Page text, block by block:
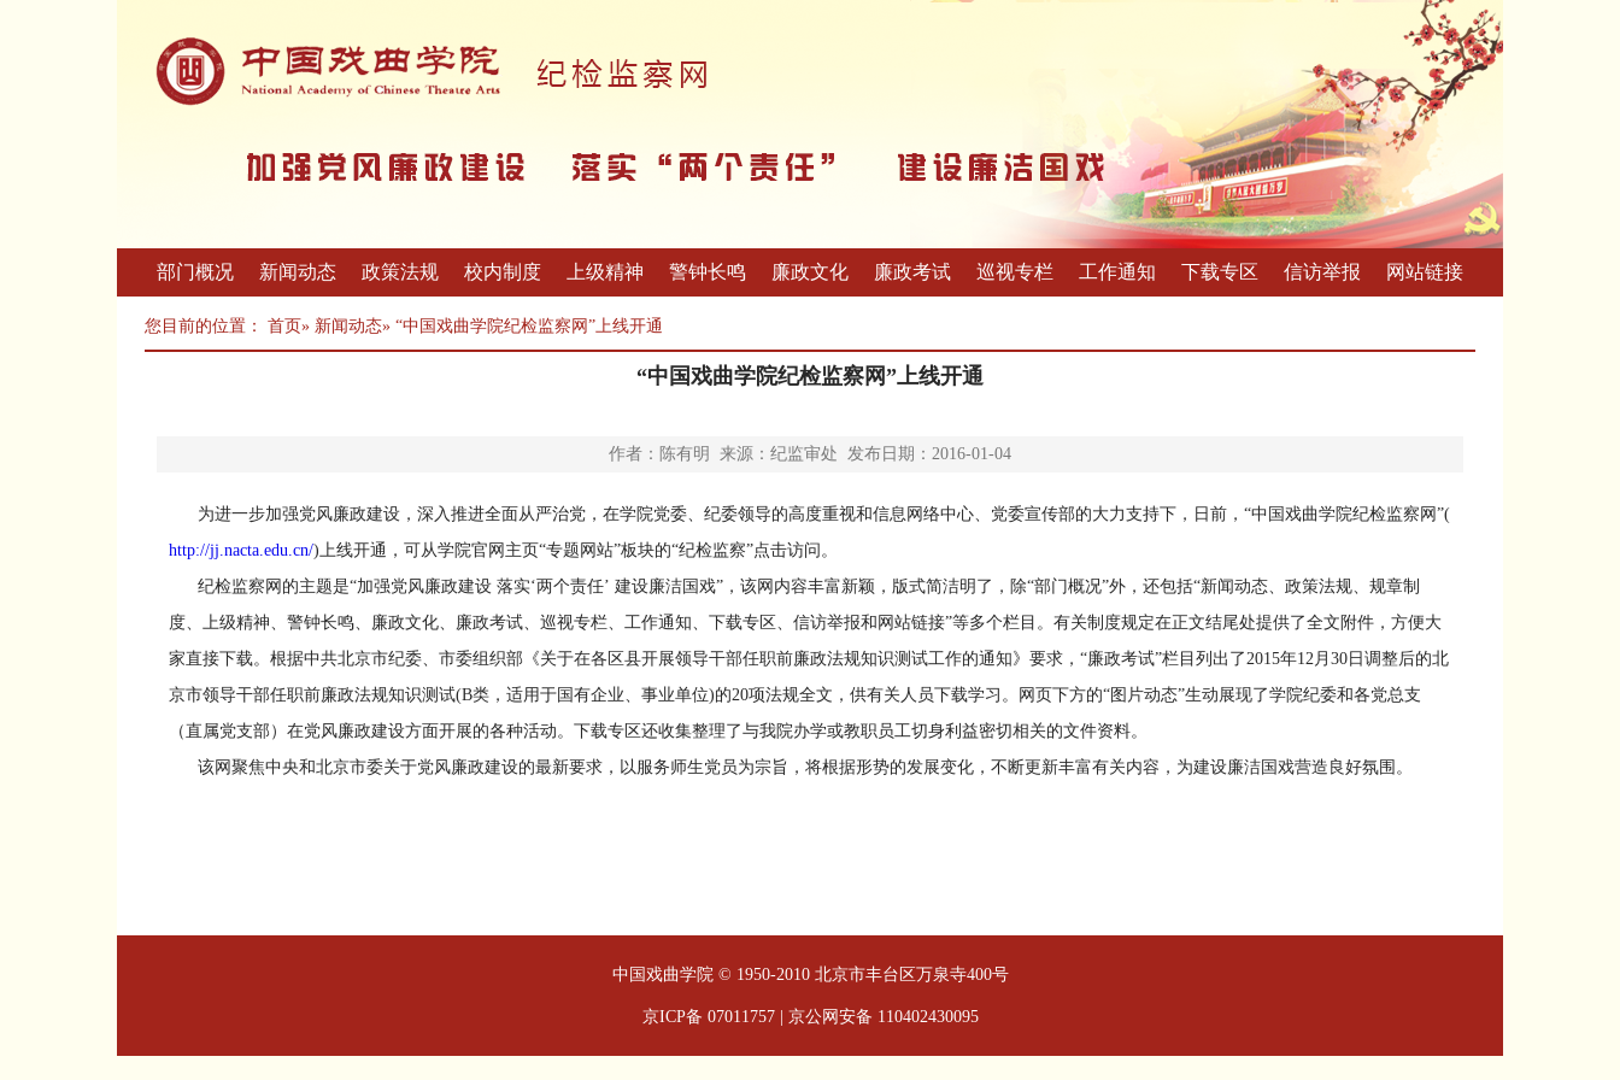
部门概况 新闻动态 政策法规 校内制度 上级精神 警钟长鸣 廉政文化 廉政考试 巡视专栏 工作通知 下载专区 信访举报 网站链接
您目前的位置： 首页» 新闻动态» “中国戏曲学院纪检监察网”上线开通
“中国戏曲学院纪检监察网”上线开通
作者：陈有明 来源：纪监审处 发布日期：2016-01-04
为进一步加强党风廉政建设，深入推进全面从严治党，在学院党委、纪委领导的高度重视和信息网络中心、党委宣传部的大力支持下，日前，“中国戏曲学院纪检监察网”(
http://jj.nacta.edu.cn/)上线开通，可从学院官网主页“专题网站”板块的“纪检监察”点击访问。
纪检监察网的主题是“加强党风廉政建设 落实‘两个责任’ 建设廉洁国戏”，该网内容丰富新颖，版式简洁明了，除“部门概况”外，还包括“新闻动态、政策法规、规章制
度、上级精神、警钟长鸣、廉政文化、廉政考试、巡视专栏、工作通知、下载专区、信访举报和网站链接”等多个栏目。有关制度规定在正文结尾处提供了全文附件，方便大
家直接下载。根据中共北京市纪委、市委组织部《关于在各区县开展领导干部任职前廉政法规知识测试工作的通知》要求，“廉政考试”栏目列出了2015年12月30日调整后的北
京市领导干部任职前廉政法规知识测试(B类，适用于国有企业、事业单位)的20项法规全文，供有关人员下载学习。网页下方的“图片动态”生动展现了学院纪委和各党总支
（直属党支部）在党风廉政建设方面开展的各种活动。下载专区还收集整理了与我院办学或教职员工切身利益密切相关的文件资料。
该网聚焦中央和北京市委关于党风廉政建设的最新要求，以服务师生党员为宗旨，将根据形势的发展变化，不断更新丰富有关内容，为建设廉洁国戏营造良好氛围。
中国戏曲学院 © 1950-2010 北京市丰台区万泉寺400号
京ICP备 07011757 | 京公网安备 110402430095